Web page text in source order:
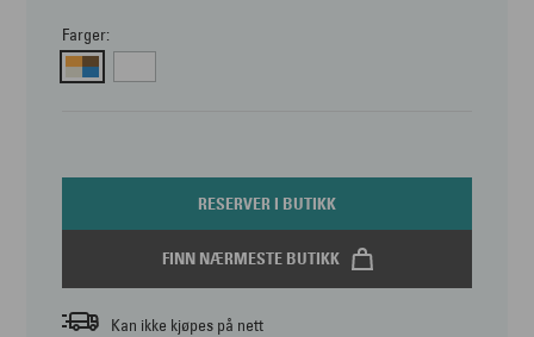
Farger:
RESERVER I BUTIKK
FINN NÆRMESTE BUTIKK
Kan ikke kjøpes på nett